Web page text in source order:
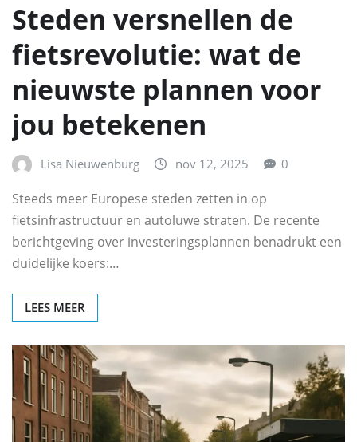
Steden versnellen de
fietsrevolutie: wat de
nieuwste plannen voor
jou betekenen
Lisa Nieuwenburg nov 12, 2025 0
Steeds meer Europese steden zetten in op
fietsinfrastructuur en autoluwe straten. De recente
berichtgeving over investeringsplannen benadrukt een
duidelijke koers:…
LEES MEER